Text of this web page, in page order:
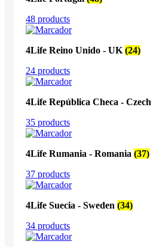
48 products
4Life Reino Unido - UK (24)
24 products
4Life República Checa -
35 products
4Life Rumania - Romania (37)
37 products
4Life Suecia - Sweden (34)
34 products